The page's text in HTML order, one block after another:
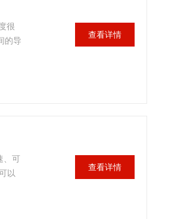
很
的导
查看详情
、可
以
查看详情